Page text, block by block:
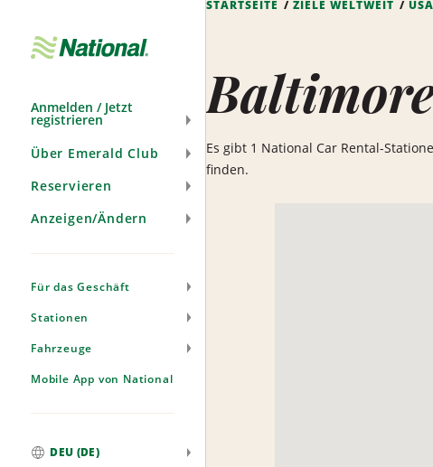
Anmelden / Jetzt
registrieren
Über Emerald Club
Reservieren
Anzeigen/Ändern
Für das Geschäft
Stationen
Fahrzeuge
Mobile App von National
DEU (DE)
STARTSEITE ZIELE WELTWEIT USA
Es gibt 1 National Car Rental-
finden.